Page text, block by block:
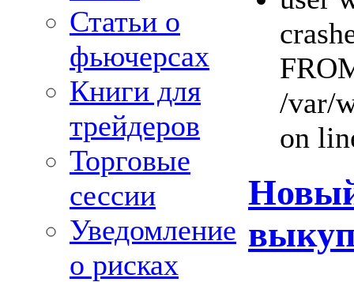
Статьи о
фьючерсах
Книги для
трейдеров
Торговые
сессии
Уведомление
о рисках
/var/
on